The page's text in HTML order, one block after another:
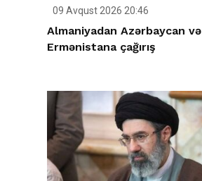
09 Avqust 2026 20:46
Almaniyadan Azərbaycan və
Ermənistana çağırış